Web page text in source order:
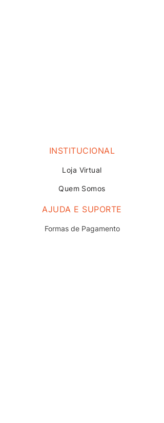
INSTITUCIONAL
Loja Virtual
Quem Somos
AJUDA E SUPORTE
Formas de Pagamento